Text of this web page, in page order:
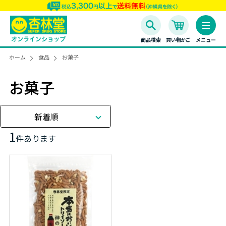
商品検索 買い物かご メニュー
ホーム 食品 お菓子
お菓子
新着順
1件あります